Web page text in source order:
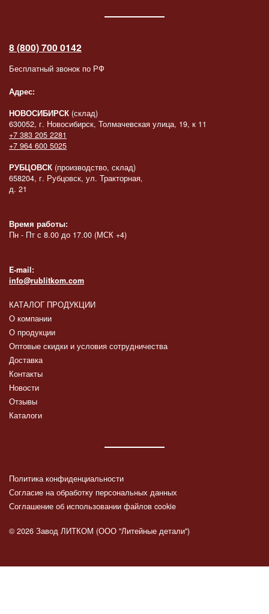
8 (800) 700 0142
Бесплатный звонок по РФ
Адрес:
НОВОСИБИРСК (склад)
630052, г. Новосибирск, Толмачевская улица, 19, к 11
+7 383 205 2281
+7 964 600 5025
РУБЦОВСК (производство, склад)
658204, г. Рубцовск, ул. Тракторная,
д. 21
Время работы:
Пн - Пт с 8.00 до 17.00 (МСК +4)
E-mail:
info@rublitkom.com
КАТАЛОГ ПРОДУКЦИИ
О компании
О продукции
Оптовые скидки и условия сотрудничества
Доставка
Контакты
Новости
Отзывы
Каталоги
Политика конфиденциальности
Согласие на обработку персональных данных
Соглашение об использовании файлов cookie
© 2026 Завод ЛИТКОМ (ООО "Литейные детали")